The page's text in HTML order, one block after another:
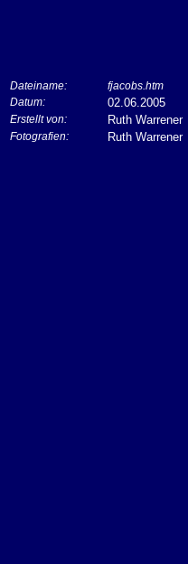
Dateiname:
fjacobs.htm
Datum:
02.06.2005
Erstellt von: Ruth Warrener
Fotografien: Ruth Warrener